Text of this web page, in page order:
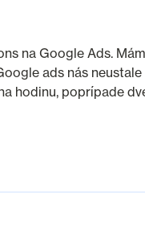
na Google Ads.
ads nás
hodinu, poprípade